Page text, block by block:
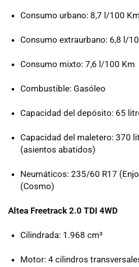
Consumo urbano: 8,7 l/100 Km
Consumo extraurbano: 6,8 l/
Consumo mixto: 7,6 l/100 Km
Combustible: Gasóleo
Capacidad del depósito: 65
Capacidad del maletero: 370
(asientos abatidos)
Neumáticos: 235/60 R17
(Cosmo)
Altea Freetrack 2.0 TDI 4WD
Cilindrada: 1.968 cm³
Motor: 4 cilindros